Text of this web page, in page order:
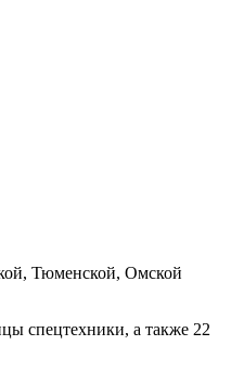
Тюменской, Омской
спецтехники, а также 22